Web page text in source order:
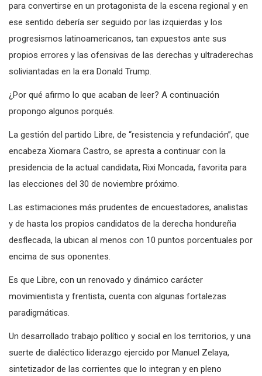
para convertirse en un protagonista de la escena regional y en
ese sentido debería ser seguido por las izquierdas y los
progresismos latinoamericanos, tan expuestos ante sus
propios errores y las ofensivas de las derechas y ultraderechas
soliviantadas en la era Donald Trump.
¿Por qué afirmo lo que acaban de leer? A continuación
propongo algunos porqués.
La gestión del partido Libre, de “resistencia y refundación”, que
encabeza Xiomara Castro, se apresta a continuar con la
presidencia de la actual candidata, Rixi Moncada, favorita para
las elecciones del 30 de noviembre próximo.
Las estimaciones más prudentes de encuestadores, analistas
y de hasta los propios candidatos de la derecha hondureña
desflecada, la ubican al menos con 10 puntos porcentuales por
encima de sus oponentes.
Es que Libre, con un renovado y dinámico carácter
movimientista y frentista, cuenta con algunas fortalezas
paradigmáticas.
Un desarrollado trabajo político y social en los territorios, y una
suerte de dialéctico liderazgo ejercido por Manuel Zelaya,
sintetizador de las corrientes que lo integran y en pleno